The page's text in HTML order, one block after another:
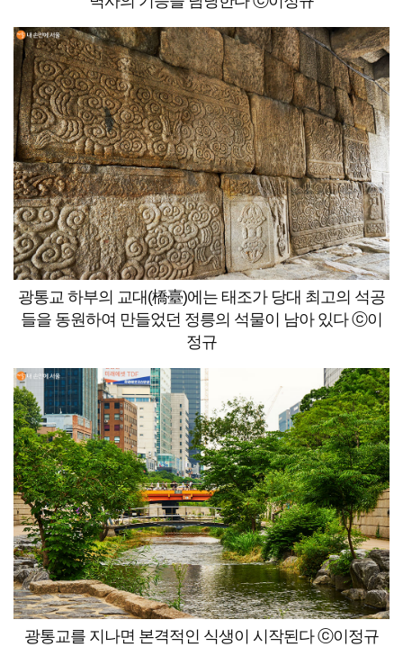
광통교 하부의 교대(橋臺)에는 태조가 당대 최고의 석공
들을 동원하여 만들었던 정릉의 석물이 남아 있다 ⓒ이
정규
광통교를 지나면 본격적인 식생이 시작된다 ⓒ이정규